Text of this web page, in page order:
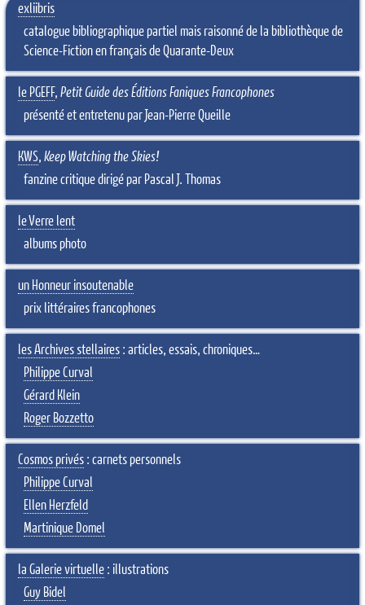
exliibris
catalogue bibliographique partiel mais raisonné de la bibliothèque de
Science-Fiction en français de Quarante-Deux
le PGEFF, Petit Guide des Éditions Faniques Francophones
présenté et entretenu par Jean-Pierre Queille
KWS, Keep Watching the Skies!
fanzine critique dirigé par Pascal J. Thomas
le Verre lent
albums photo
un Honneur insoutenable
prix littéraires francophones
les Archives stellaires : articles, essais, chroniques…
Philippe Curval
Gérard Klein
Roger Bozzetto
Cosmos privés : carnets personnels
Philippe Curval
Ellen Herzfeld
Martinique Domel
la Galerie virtuelle : illustrations
Guy Bidel